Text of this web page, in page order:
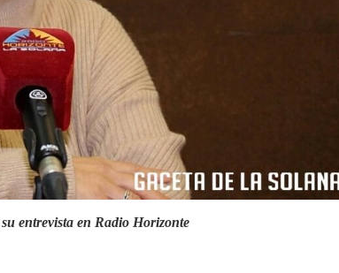
entrevista en Radio Horizonte